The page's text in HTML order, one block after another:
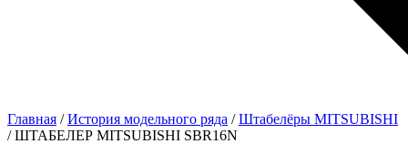
Главная /История модельного ряда /Штабелёры MITSUBISHI
/ШТАБЕЛЕР MITSUBISHI SBR16N